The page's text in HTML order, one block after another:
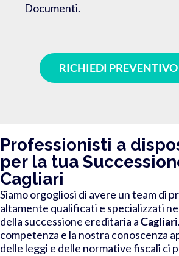
Documenti.
RICHIEDI PREVENTIVO
Professionisti a
per la tua
Cagliari
Siamo orgogliosi di avere un team di
altamente qualificati e specializzati
della successione ereditaria aCagliari
competenza e la nostra conoscenza
delle leggi e delle normative fiscali ci